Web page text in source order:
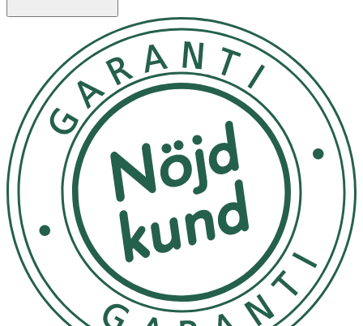
Kosttillskott ersätter inte en varierad kost utan bör
kombineras med en mångsidig och balanserad kost samt
en hälsosam livsstil.
Användning & Dosering
- Rekommenderad dos för vuxna: 1 tablett dagligen.
- Rekommenderad daglig dos bör ej överskridas.
- Överdriven konsumtion kan ha laxerande effekt
Förvaras oåtkomligt för barn. Förvara torrt i
rumstemperatur och ej i direkt solljus.
INNEHÅLLSDEKLARATION 1 tabeltt %DRI*